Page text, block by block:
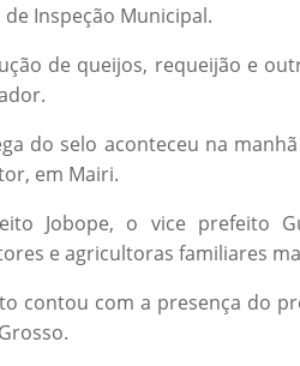
de Inspeção Municipal.
de queijos, requeijão e
do selo aconteceu na
em Mairi.
Jobope, o vice prefeito
e agricultoras familiares
contou com a presença do